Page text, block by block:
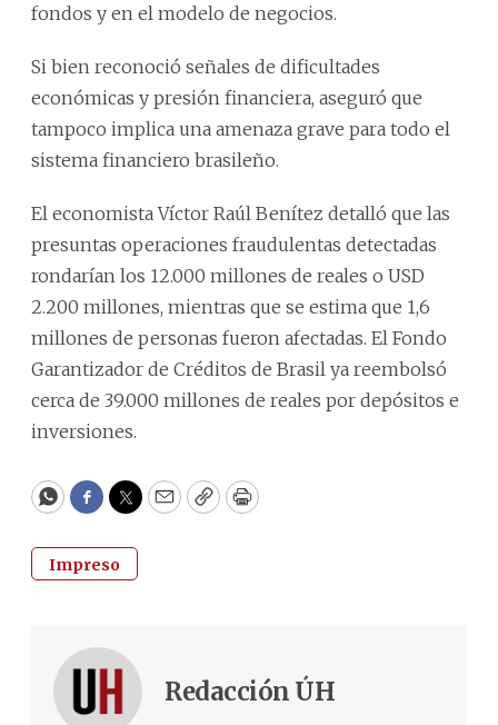
fondos y en el modelo de negocios.
Si bien reconoció señales de dificultades
económicas y presión financiera, aseguró que
tampoco implica una amenaza grave para todo el
sistema financiero brasileño.
El economista Víctor Raúl Benítez detalló que las
presuntas operaciones fraudulentas detectadas
rondarían los 12.000 millones de reales o USD
2.200 millones, mientras que se estima que 1,6
millones de personas fueron afectadas. El Fondo
Garantizador de Créditos de Brasil ya reembolsó
cerca de 39.000 millones de reales por depósitos e
inversiones.
WhatsApp
Facebook
Twitter
EmailCopyPrint
Impreso
Redacción ÚH